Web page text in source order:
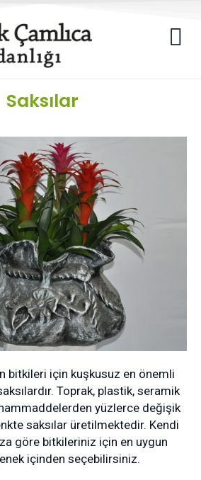
Saksılar
bitkileri için kuşkusuz en önemli
Toprak, plastik, seramik
yüzlerce değişik
saksılar üretilmektedir. Kendi
göre bitkileriniz için en uygun
içinden seçebilirsiniz.